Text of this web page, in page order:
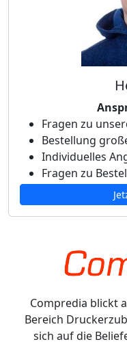
Fragen zu
Bestellung
Individuelles
Fragen zu
Compredia blickt
Bereich
sich auf die